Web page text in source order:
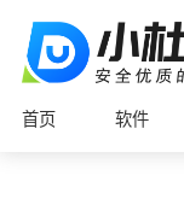
首页 软件